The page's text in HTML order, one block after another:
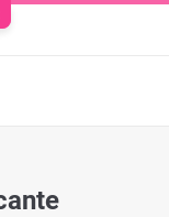
il cookie